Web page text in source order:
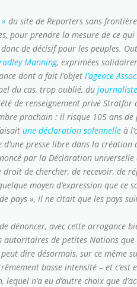
du site de Reporters sans
pour prendre la mesure de ce qui
de décisif pour les peuples.
Manning, exprimées
dont a fait l’objet l’agence
du cas, trop oublié, du
de renseignement privé
prochain : il risque 105 ans de
une déclaration solennelle à
d’une presse libre dans la création
par la Déclaration universelle
de chercher, de recevoir, de
moyen d’expression que ce
pays », il ne citait que les pays
dénoncer, avec cette arrogance
de petites Nations que
dire désormais, sur ce même
basse intensité – et c’est
n’a eu d’autre choix que